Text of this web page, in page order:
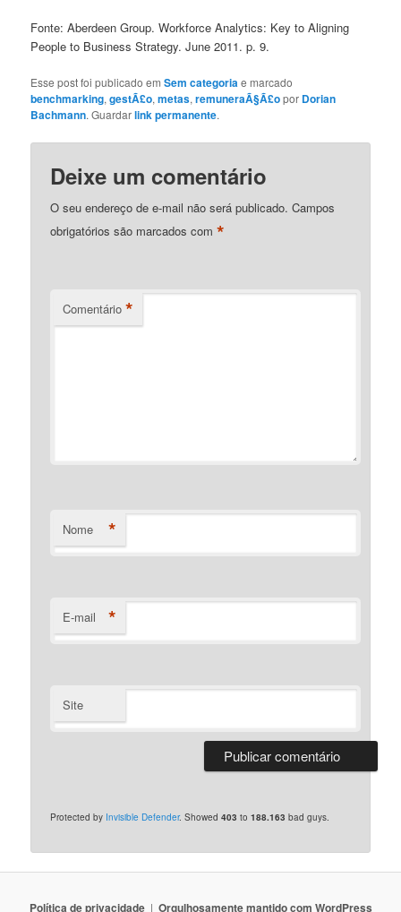
Fonte: Aberdeen Group. Workforce Analytics: Key to Aligning
People to Business Strategy. June 2011. p. 9.
Esse post foi publicado emSem categoriae marcado
benchmarking,gestÃ£o,metas,remuneraÃ§Ã£opor Dorian
Bachmann. Guardarlink permanente.
Deixe um comentário
O seu endereço de e-mail não será publicado. Campos
obrigatórios são marcados com*
Comentário *
Nome *
E-mail *
Site
Protected by Invisible Defender. Showed403 to188.163 bad guys.
Polí­tica de privacidade Orgulhosamente mantido com WordPress